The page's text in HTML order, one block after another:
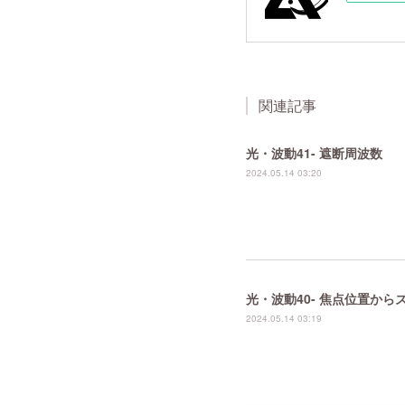
関連記事
光・波動41- 遮断周波数
2024.05.14 03:20
光・波動40- 焦点位置から
2024.05.14 03:19